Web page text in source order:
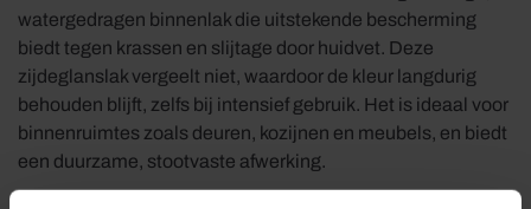
watergedragen binnenlak die uitstekende bescherming
biedt tegen krassen en slijtage door huidvet. Deze
zijdeglanslak vergeelt niet, waardoor de kleur langdurig
behouden blijft, zelfs bij intensief gebruik. Het is ideaal voor
binnenruimtes zoals deuren, kozijnen en meubels, en biedt
een duurzame, stootvaste afwerking.